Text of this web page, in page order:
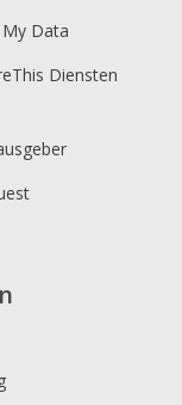
Data
Diensten